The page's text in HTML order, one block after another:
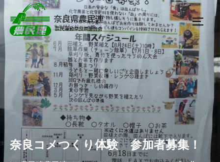
コ
ン
へ
サイド
奈良コメつくり体験 参加者募集！